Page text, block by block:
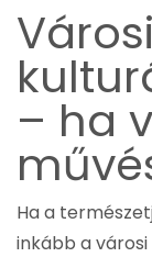
– ha
Ha a
inkább a